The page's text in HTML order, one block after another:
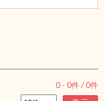
0 - 0件 /0件